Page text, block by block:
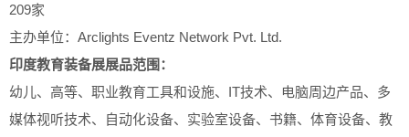
209家
主办单位：Arclights Eventz Network Pvt. Ltd.
印度教育装备展展品范围：
幼儿、高等、职业教育工具和设施、IT技术、电脑周边产品、多
媒体视听技术、自动化设备、实验室设备、书籍、体育设备、教